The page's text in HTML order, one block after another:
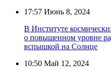
17:57 Июнь 8, 2024
В Институте
о повышенном уровне
вспышкой на Солнце
10:50 Май 12, 2024